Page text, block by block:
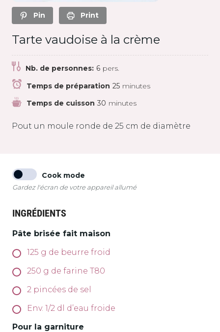
Pin Print
Tarte vaudoise à la crème
Nb. de personnes: 6 pers.
Temps de préparation 25 minutes
Temps de cuisson 30 minutes
Pout un moule ronde de 25 cm de diamètre
Cook mode
Gardez l'écran de votre appareil allumé
INGRÉDIENTS
Pâte brisée fait maison
125 g de beurre froid
250 g de farine T80
2 pincées de sel
Env. 1/2 dl d’eau froide
Pour la garniture